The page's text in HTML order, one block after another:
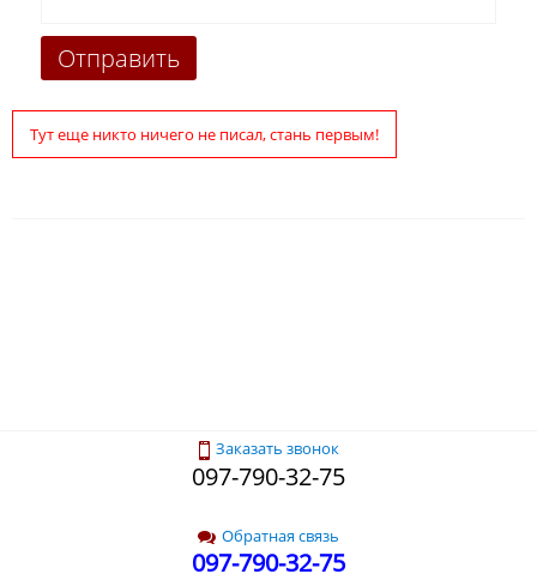
Тут еще никто ничего не писал, стань первым!
Заказать звонок
097-790-32-75
Обратная связь
097-790-32-75